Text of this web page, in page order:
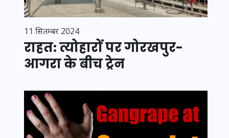
11 सितम्बर 2024
राहत: त्योहारों पर गोरखपुर-
आगरा के बीच ट्रेन